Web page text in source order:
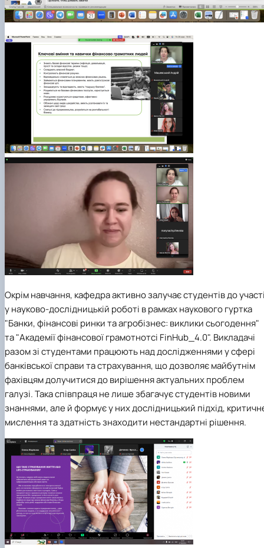
Окрім навчання, кафедра активно залучає студентів до
у науково-дослідницькій роботі в рамках наукового гуртка
"Банки, фінансові ринки та агробізнес: виклики сьогодення"
та "Академії фінансової грамотнотсі FinHub_4.0". Викладачі
разом зі студентами працюють над дослідженнями у сфері
банківської справи та страхування, що дозволяє майбутнім
фахівцям долучитися до вирішення актуальних проблем
галузі. Така співпраця не лише збагачує студентів новими
знаннями, але й формує у них дослідницький підхід,
мислення та здатність знаходити нестандартні рішення.